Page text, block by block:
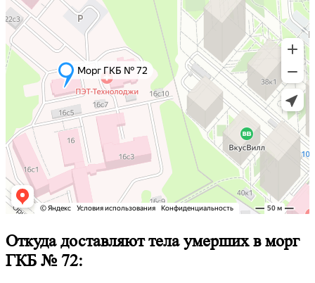
Откуда доставляют тела умерших в морг
ГКБ № 72: